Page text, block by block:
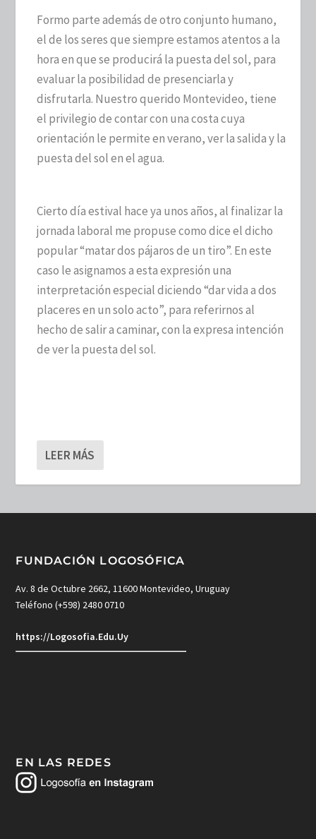
Formo parte además de otro conjunto humano,
el de los seres que siempre estamos atentos a la
hora en que se producirá la puesta del sol, para
evaluar la posibilidad de presenciarla y
disfrutarla. Nuestro querido Montevideo, tiene
el privilegio de contar con una costa cuya
orientación le permite en verano, ver la salida y la
puesta del sol en el agua.
Cierto día estival hace ya unos años, al finalizar la
jornada laboral me propuse como dice el dicho
popular “matar dos pájaros de un tiro”. En este
caso le asignamos a esta expresión una
interpretación especial diciendo “dar vida a dos
placeres en un solo acto”, para referirnos al
hecho de salir a caminar, con la expresa intención
de ver la puesta del sol.
LEER MÁS
FUNDACIÓN LOGOSÓFICA
Av. 8 de Octubre 2662, 11600 Montevideo, Uruguay
Teléfono (+598) 2480 0710
https://Logosofia.Edu.Uy
EN LAS REDES